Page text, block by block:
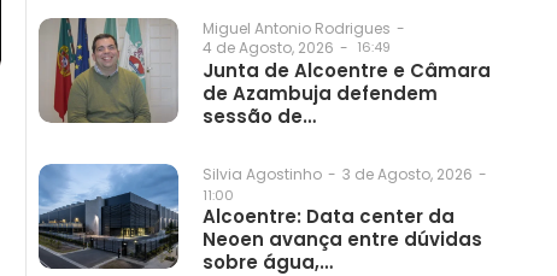
Miguel Antonio Rodrigues -
4 de Agosto, 2026 - 16:49
Junta de Alcoentre e Câmara
de Azambuja defendem
sessão de…
Silvia Agostinho - 3 de Agosto, 2026 -
11:00
Alcoentre: Data center da
Neoen avança entre dúvidas
sobre água,…